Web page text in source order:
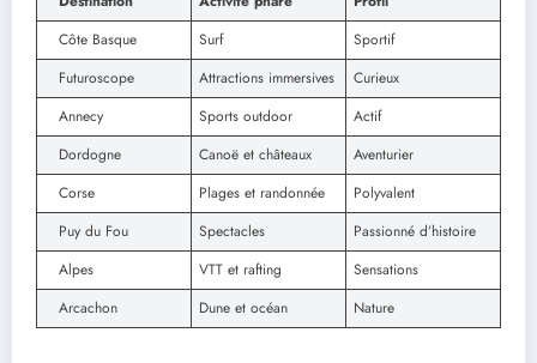
Côte Basque
Surf
Sportif
Futuroscope
Attractions immersives
Curieux
Annecy
Sports outdoor
Actif
Dordogne
Canoë et châteaux
Aventurier
Corse
Plages et randonnée
Polyvalent
Puy du Fou
Spectacles
Passionné d’histoire
Alpes
VTT et rafting
Sensations
Arcachon
Dune et océan Nature